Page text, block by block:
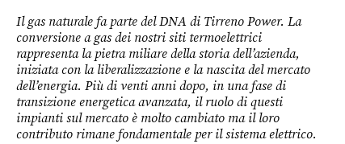
Il gas naturale fa parte del DNA di Tirreno Power. La
conversione a gas dei nostri siti termoelettrici
rappresenta la pietra miliare della storia dell’azienda,
iniziata con la liberalizzazione e la nascita del mercato
dell’energia. Più di venti anni dopo, in una fase di
transizione energetica avanzata, il ruolo di questi
impianti sul mercato è molto cambiato ma il loro
contributo rimane fondamentale per il sistema elettrico.